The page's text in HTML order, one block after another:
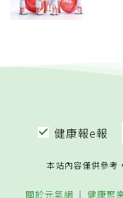
健康報e報
本站內容僅供參考
關於元氣網 健康聚